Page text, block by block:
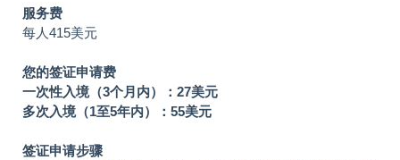
服务费
每人415美元
您的签证申请费
一次性入境（3个月内）：27美元
多次入境（1至5年内）：55美元
签证申请步骤